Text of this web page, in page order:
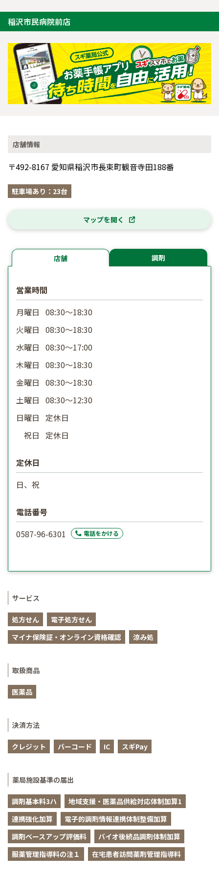
稲沢市民病院前店
店舗情報
〒492-8167 愛知県稲沢市長束町観音寺田188番
駐車場あり：23台
マップを開く
店舗 調剤
営業時間
月曜日 08:30〜18:30
火曜日 08:30〜18:30
水曜日 08:30〜17:00
木曜日 08:30〜18:30
金曜日 08:30〜18:30
土曜日 08:30〜12:30
日曜日
定休日
祝日
定休日
定休日
日、祝
電話番号
0587-96-6301
電話をかける
サービス
処方せん
電子処方せん
マイナ保険証・オンライン資格確認
涼み処
取扱商品
医薬品
決済方法
クレジット バーコード IC スギPay
薬局施設基準の届出
調剤基本料3ハ
地域支援・医薬品供給対応体制加算1
連携強化加算
電子的調剤情報連携体制整備加算
調剤ベースアップ評価料
バイオ後続品調剤体制加算
服薬管理指導料の注１
在宅患者訪問薬剤管理指導料